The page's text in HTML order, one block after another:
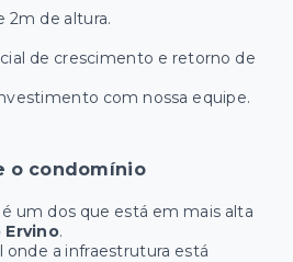
2m de altura.
de crescimento e retorno de
com nossa equipe.
o condomínio
é um dos que está em mais alta
Ervino.
onde a infraestrutura está